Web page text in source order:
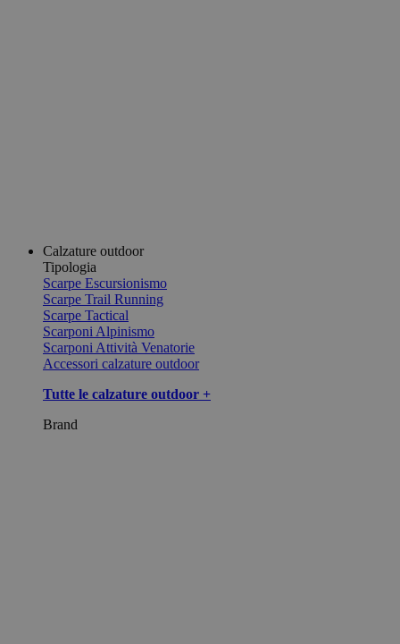
Calzature outdoor
Tipologia
Scarpe Escursionismo
Scarpe Trail Running
Scarpe Tactical
Scarponi Alpinismo
Scarponi Attività Venatorie
Accessori calzature outdoor
Tutte le calzature outdoor +
Brand